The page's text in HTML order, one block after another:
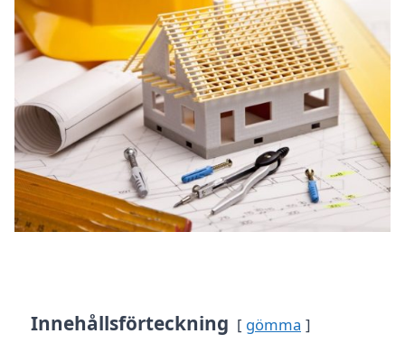
Innehållsförteckning gömma